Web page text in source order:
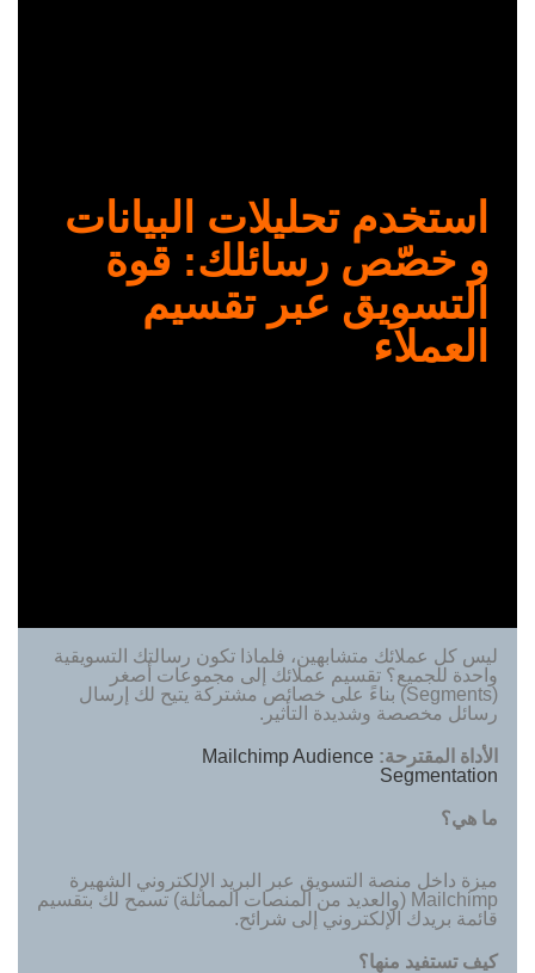
استخدم تحليلات البيانات
و خصّص رسائلك: قوة
التسويق عبر تقسيم
العملاء
ليس كل عملائك متشابهين، فلماذا تكون رسالتك التسويقية
واحدة للجميع؟ تقسيم عملائك إلى مجموعات أصغر
(Segments) بناءً على خصائص مشتركة يتيح لك إرسال
رسائل مخصصة وشديدة التأثير.
الأداة المقترحة:
Mailchimp Audience
Segmentation
ما هي؟
ميزة داخل منصة التسويق عبر البريد الإلكتروني الشهيرة
Mailchimp (والعديد من المنصات المماثلة) تسمح لك بتقسيم
قائمة بريدك الإلكتروني إلى شرائح.
كيف تستفيد منها؟